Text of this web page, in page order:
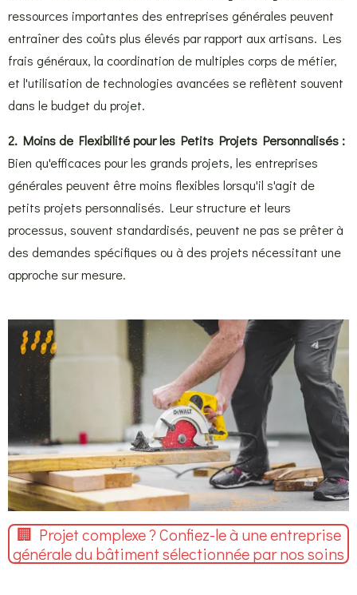
ressources importantes des entreprises générales peuvent
entraîner des coûts plus élevés par rapport aux artisans. Les
frais généraux, la coordination de multiples corps de métier,
et l'utilisation de technologies avancées se reflètent souvent
dans le budget du projet.
2. Moins de Flexibilité pour les Petits Projets Personnalisés :
Bien qu'efficaces pour les grands projets, les entreprises
générales peuvent être moins flexibles lorsqu'il s'agit de
petits projets personnalisés. Leur structure et leurs
processus, souvent standardisés, peuvent ne pas se prêter à
des demandes spécifiques ou à des projets nécessitant une
approche sur mesure.
🏢 Projet complexe ? Confiez-le à une entreprise
générale du bâtiment sélectionnée par nos soins